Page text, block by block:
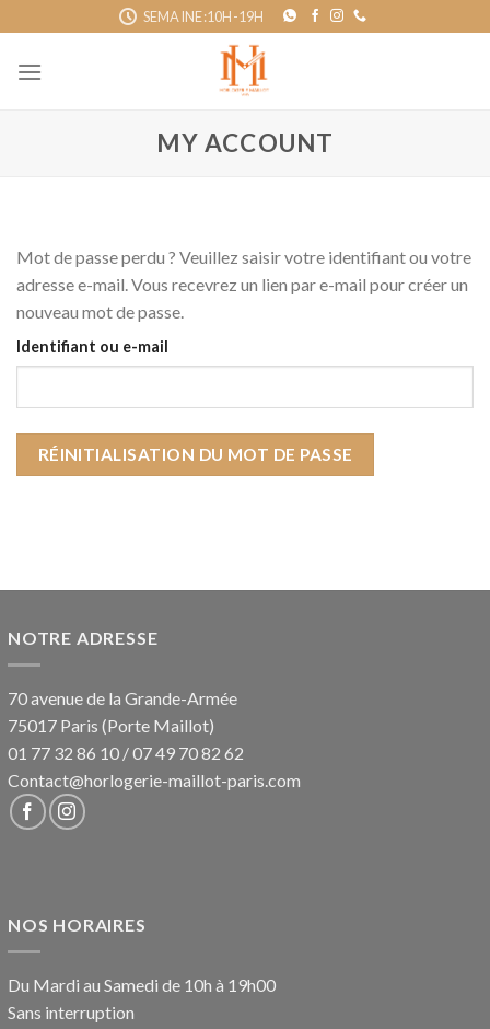
content
SEMAINE:10H-19H
MY ACCOUNT
Mot de passe perdu ? Veuillez saisir votre identifiant ou votre
adresse e-mail. Vous recevrez un lien par e-mail pour créer un
nouveau mot de passe.
Identifiant ou e-mail
RÉINITIALISATION DU MOT DE PASSE
NOTRE ADRESSE
70 avenue de la Grande-Armée
75017 Paris (Porte Maillot)
01 77 32 86 10 /07 49 70 82 62
Contact@horlogerie-maillot-paris.com
NOS HORAIRES
Du Mardi au Samedi de 10h à 19h00
Sans interruption